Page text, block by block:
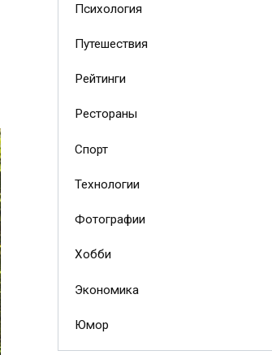
Психология
Путешествия
Рейтинги
Рестораны
Спорт
Технологии
Фотографии
Хобби
Экономика
Юмор